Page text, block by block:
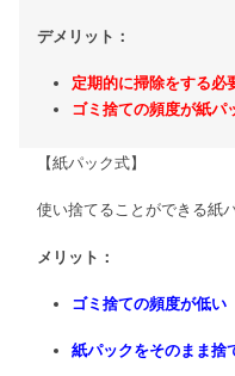
デメリット：
定期的に掃除をする必
ゴミ捨ての頻度が紙パ
【紙パック式】
使い捨てることができる紙
メリット：
ゴミ捨ての頻度が低い
紙パックをそのまま捨